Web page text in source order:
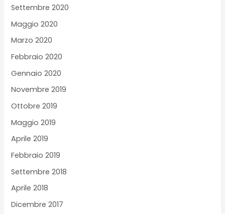
Settembre 2020
Maggio 2020
Marzo 2020
Febbraio 2020
Gennaio 2020
Novembre 2019
Ottobre 2019
Maggio 2019
Aprile 2019
Febbraio 2019
Settembre 2018
Aprile 2018
Dicembre 2017